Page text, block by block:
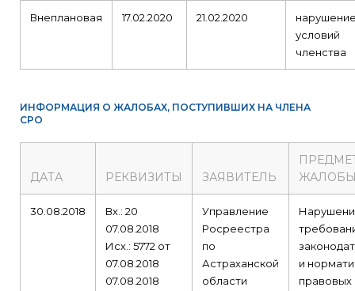
Внеплановая 17.02.2020 21.02.2020
условий
членства
ИНФОРМАЦИЯ О ЖАЛОБАХ, ПОСТУПИВШИХ НА ЧЛЕНА
СРО
ДАТА РЕКВИЗИТЫ ЗАЯВИТЕЛЬ
30.08.2018
Вх.: 20
07.08.2018
Исх.: 5772 от
07.08.2018
07.08.2018
Управление
Росреестра
по
Астраханской
области
и
правовых